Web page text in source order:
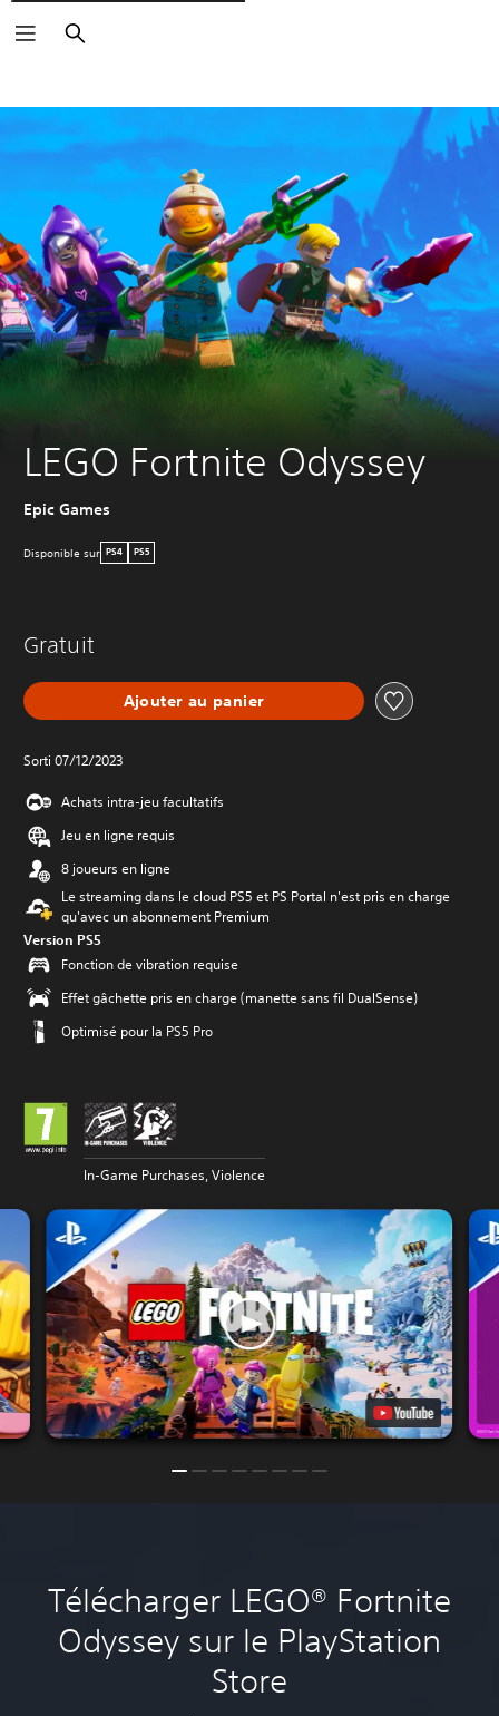
Rechercher
LEGO Fortnite Odyssey
Epic Games
Disponible sur PS4 PS5
Gratuit
Ajouter au panier
Sorti 07/12/2023
Achats intra-jeu facultatifs
Jeu en ligne requis
8 joueurs en ligne
Le streaming dans le cloud PS5 et PS Portal n'est pris en charge
qu'avec un abonnement Premium
Version PS5
Fonction de vibration requise
Effet gâchette pris en charge (manette sans fil DualSense)
Optimisé pour la PS5 Pro
In-Game Purchases, Violence
Télécharger LEGO® Fortnite
Odyssey sur le PlayStation
Store